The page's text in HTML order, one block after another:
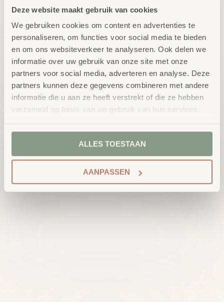
Deze website maakt gebruik van cookies
We gebruiken cookies om content en advertenties te
personaliseren, om functies voor social media te bieden
en om ons websiteverkeer te analyseren. Ook delen we
informatie over uw gebruik van onze site met onze
partners voor social media, adverteren en analyse. Deze
partners kunnen deze gegevens combineren met andere
informatie die u aan ze heeft verstrekt of die ze hebben
verzameld op basis van uw gebruik van hun services.
ALLES TOESTAAN
AANPASSEN